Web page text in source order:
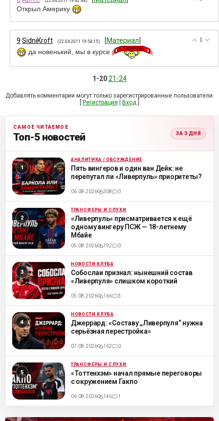
Открыл Америку
1
9 SidniKroft (22.04.2011 19:54:15) [Материал
да новенький, мы в курсе
1-2021-24
Добавлять комментарии могут только зарегистрированные пользователи.
Регистрация Вход
САМОЕ ЧИТАЕМОЕ
Топ-5 новостей ЗА 3 ДНЯ
ML АНАЛИТИКА / ОБСУЖДЕНИЕ
Пять вингеров и один ван Дейк: не
перепутал ли «Ливерпуль» приоритеты?
06.08.2026 308 0
ML ТРАНСФЕРЫ И СЛУХИ
«Ливерпуль» присматривается к ещё
одному вингеру ПСЖ — 18-летнему
Мбайе
05.08.2026 192 0
ML НОВОСТИ КЛУБА
Собослаи признал: нынешний состав
«Ливерпуля» слишком короткий
05.08.2026 166 3
ML НОВОСТИ КЛУБА
Джеррард: «Составу „Ливерпуля“ нужна
серьёзная перестройка»
07.08.2026 162 0
ML ТРАНСФЕРЫ И СЛУХИ
«Тоттенхэм» начал прямые переговоры
с окружением Гакпо
06.08.2026 146 1